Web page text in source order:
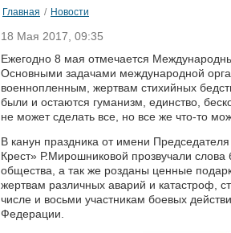
Главная / Новости
18 Мая 2017, 09:35
Ежегодно 8 мая отмечается
Основными задачами международной
военнопленным, жертвам стихийных
были и остаются гуманизм, единство,
не может сделать все, но все же что-то
В канун праздника от имени
Крест» Р.Мирошниковой прозвучали
общества, а так же розданы ценные
жертвам различных аварий и катастроф,
числе и восьми участникам боевых
Федерации.